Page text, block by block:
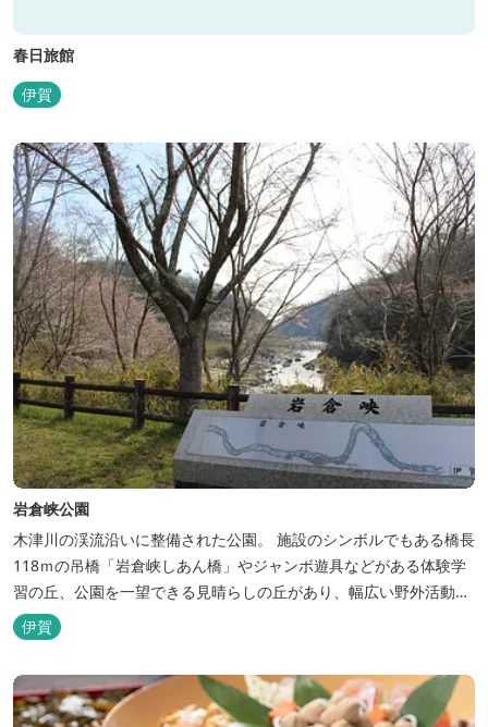
春日旅館
伊賀
岩倉峡公園
木津川の渓流沿いに整備された公園。 施設のシンボルでもある橋長
118ｍの吊橋「岩倉峡しあん橋」やジャンボ遊具などがある体験学
習の丘、公園を一望できる見晴らしの丘があり、幅広い野外活動に
利用できるキャンプ場も併設されています。 川沿いには島ヶ原温泉
やぶっちゃに至る「川辺の道」があり、旧岩倉水力発電所跡の水路
遺構を見ることができたり、春は桜、秋は紅葉の名所として楽しめ
る憩いの場となっています。
伊賀